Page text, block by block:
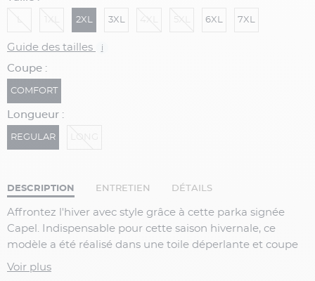
2XL 3XL 6XL 7XL
Guide des tailles i
Coupe :
COMFORT
Longueur :
REGULAR
DESCRIPTION ENTRETIEN DÉTAILS
Affrontez l'hiver avec style grâce à cette parka signée
Capel. Indispensable pour cette saison hivernale, ce
modèle a été réalisé dans une toile déperlante et coupe
vent pour affronter toutes les intempéries. Alliant
Voir plus